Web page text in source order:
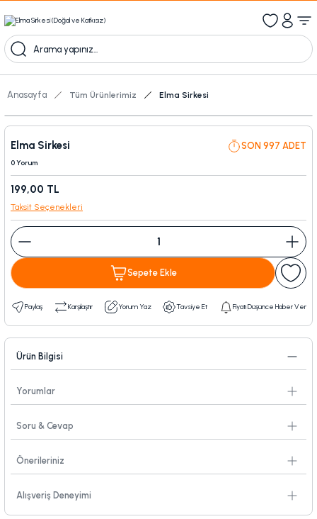
Kampanyalı Ürünleri Görüntüle
Anasayfa Tüm Ürünlerimiz Elma Sirkesi
Elma Sirkesi SON 997 ADET
0 Yorum
199,00 TL
Taksit Seçenekleri
Sepete Ekle
Paylaş Karşılaştır Yorum Yaz Tavsiye Et Fiyatı Düşünce Haber Ver
Ürün Bilgisi
Yorumlar
Soru & Cevap
Önerileriniz
Alışveriş Deneyimi